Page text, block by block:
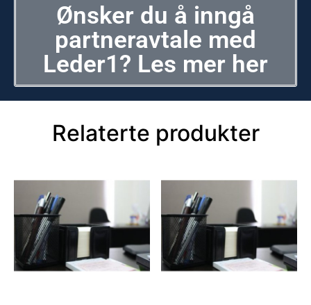
Ønsker du å inngå
partneravtale med
Leder1? Les mer her
Relaterte produkter